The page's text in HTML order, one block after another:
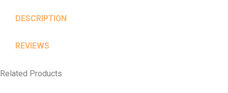
DESCRIPTION
REVIEWS
Related Products